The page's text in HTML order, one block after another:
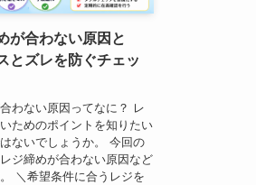
が合わない原因と
とズレを防ぐチェッ
わない原因ってなに？ レ
ためのポイントを知りたい
ないでしょうか。 今回の
ジ締めが合わない原因など
＼希望条件に合うレジを